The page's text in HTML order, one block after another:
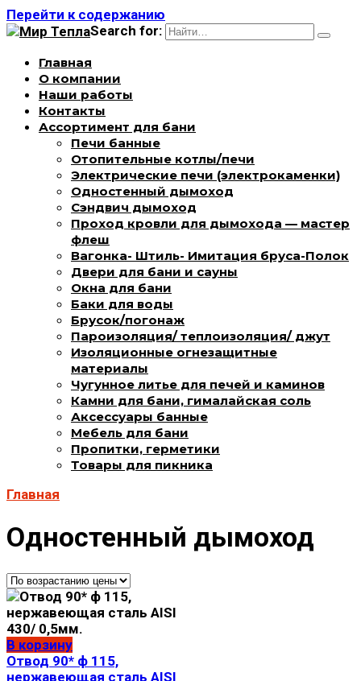
Перейти к содержанию
Search for:
Главная
О компании
Наши работы
Контакты
Ассортимент для бани
Печи банные
Отопительные котлы/печи
Электрические печи (электрокаменки)
Одностенный дымоход
Сэндвич дымоход
Проход кровли для дымохода — мастер
флеш
Вагонка- Штиль- Имитация бруса-Полок
Двери для бани и сауны
Окна для бани
Баки для воды
Брусок/погонаж
Пароизоляция/ теплоизоляция/ джут
Изоляционные огнезащитные
материалы
Чугунное литье для печей и каминов
Камни для бани, гималайская соль
Аксессуары банные
Мебель для бани
Пропитки, герметики
Товары для пикника
Главная
Одностенный дымоход
В корзину
Отвод 90* ф 115,
нержавеющая сталь AISI